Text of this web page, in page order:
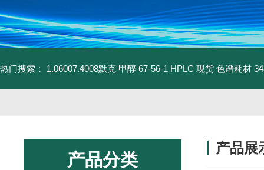
热门搜索： 1.06007.4008默克 甲醇 67-56-1 HPLC 现货 色谱耗材
产品分类
产品展